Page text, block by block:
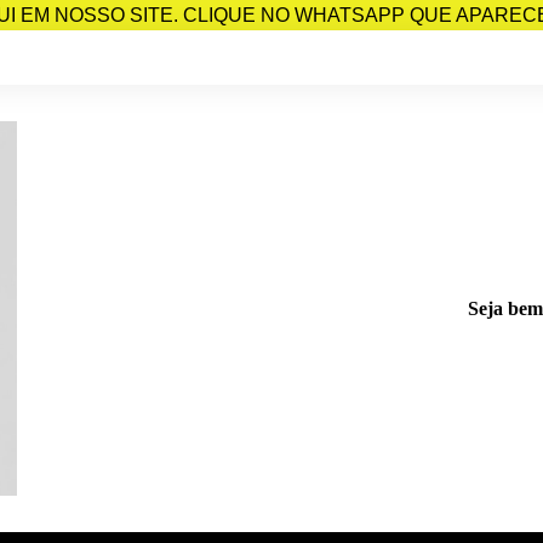
EM NOSSO SITE. CLIQUE NO WHATSAPP QUE
Seja